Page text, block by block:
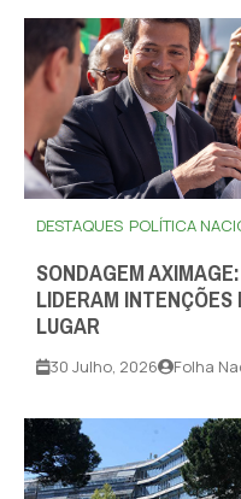
DESTAQUES POLÍTICA
SONDAGEM
LIDERAM
LUGAR
30 Julho, 2026 Folha